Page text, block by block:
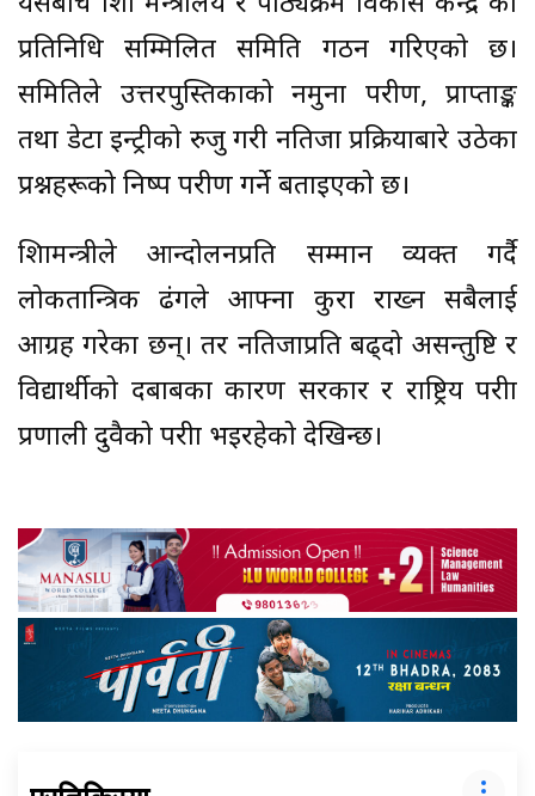
प्रतिनिधि सम्मिलित समिति गठन गरिएको छ।
समितिले उत्तरपुस्तिकाको नमुना परीक्षण, प्राप्ताङ्क
तथा डेटा इन्ट्रीको रुजु गरी नतिजा प्रक्रियाबारे उठेका
प्रश्नहरूको निष्पक्ष परीक्षण गर्ने बताइएको छ।
शिक्षामन्त्रीले आन्दोलनप्रति सम्मान व्यक्त गर्दै
लोकतान्त्रिक ढंगले आफ्ना कुरा राख्न सबैलाई
आग्रह गरेका छन्। तर नतिजाप्रति बढ्दो असन्तुष्टि र
विद्यार्थीको दबाबका कारण सरकार र राष्ट्रिय परीक्षा
प्रणाली दुवैको परीक्षा भइरहेको देखिन्छ।